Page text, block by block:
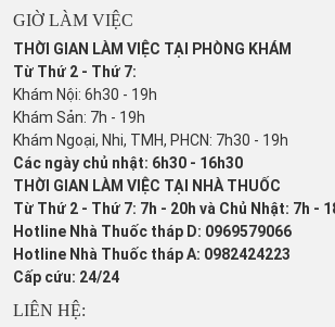
GIỜ LÀM VIỆC
THỜI GIAN LÀM VIỆC TẠI PHÒNG KHÁM
Từ Thứ 2 - Thứ 7:
Khám Nội: 6h30 - 19h
Khám Sản: 7h - 19h
Khám Ngoại, Nhi, TMH, PHCN: 7h30 - 19h
Các ngày chủ nhật: 6h30 - 16h30
THỜI GIAN LÀM VIỆC TẠI NHÀ THUỐC
Từ Thứ 2 - Thứ 7: 7h - 20h và Chủ Nhật: 7h -
Hotline Nhà Thuốc tháp D: 0969579066
Hotline Nhà Thuốc tháp A: 0982424223
Cấp cứu: 24/24
LIÊN HỆ: